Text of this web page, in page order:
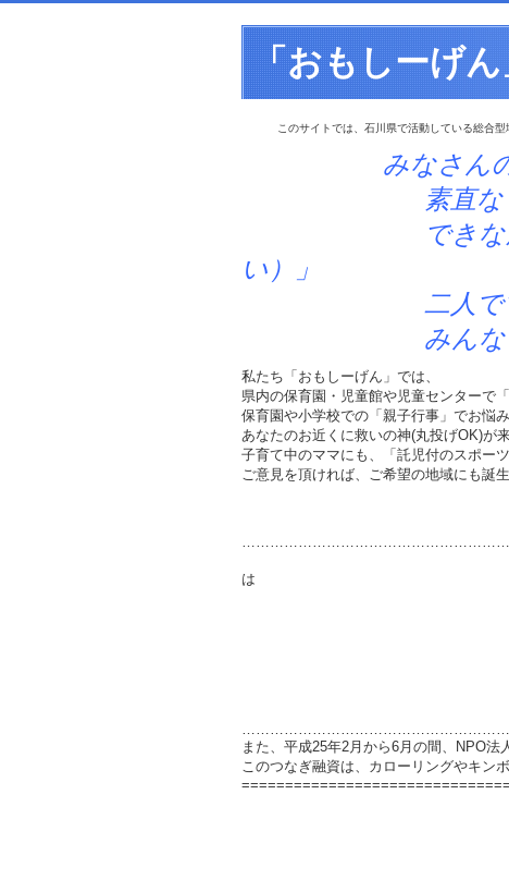
「おもしーげん
このサイトでは、石川県で活動している総合
みなさん
素直な「笑顔」
できなかったこ
い）」
二人でできる
みんなでできる
私たち「おもしーげん」では、
県内の保育園・児童館や児童センターで
保育園や小学校での「親子行事」でお悩
あなたのお近くに救いの神(丸投げOK)が
子育て中のママにも、「託児付のスポー
ご意見を頂ければ、ご希望の地域にも誕
尚、平成２３年度よ
独立行政法人日本スポー
また、平成25年2月から6月の間、NPO法
このつなぎ融資は、カローリングやキン
あずまっくすが読ん
現代広告の心理の
1日48時間ある人